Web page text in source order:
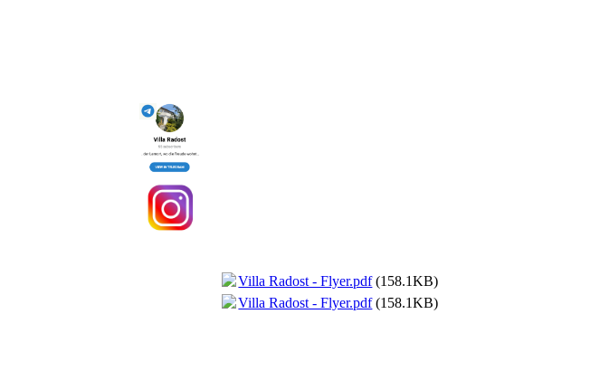
Villa Radost - Flyer.pdf(158.1KB)
Villa Radost - Flyer.pdf(158.1KB)